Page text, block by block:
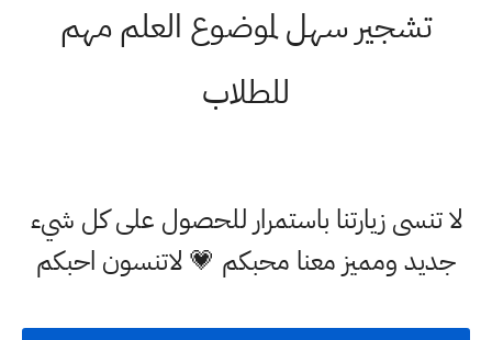
تشجير سهل لموضوع العلم مهم
للطلاب
لا تنسى زيارتنا باستمرار للحصول على كل شيء
جديد ومميز معنا محبكم 💗 لاتنسون احبكم